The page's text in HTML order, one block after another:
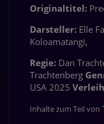
Originaltitel:
Darsteller: Elle
Koloamatangi,
Regie: Dan
Trachtenberg
USA 2025
Inhalte zum Teil von